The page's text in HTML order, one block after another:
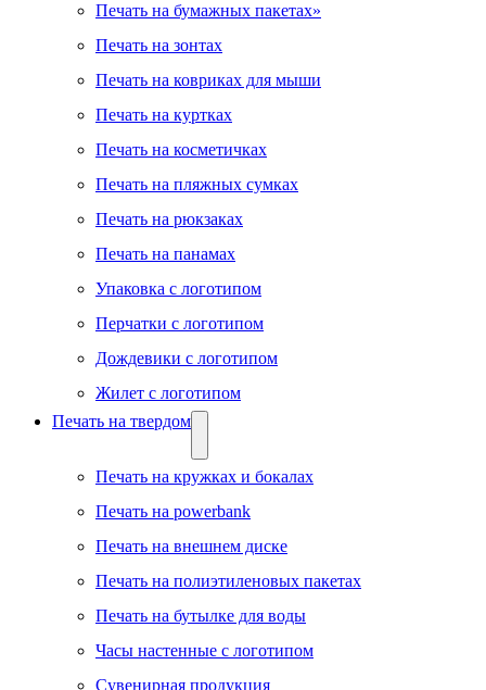
Печать на бумажных пакетах»
Печать на зонтах
Печать на ковриках для мыши
Печать на куртках
Печать на косметичках
Печать на пляжных сумках
Печать на рюкзаках
Печать на панамах
Упаковка с логотипом
Перчатки с логотипом
Дождевики с логотипом
Жилет с логотипом
Печать на твердом
Печать на кружках и бокалах
Печать на powerbank
Печать на внешнем диске
Печать на полиэтиленовых пакетах
Печать на бутылке для воды
Часы настенные с логотипом
Сувенирная продукция